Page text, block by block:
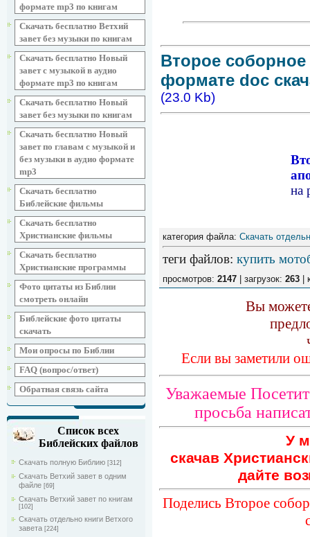
формате mp3 по книгам
Скачать бесплатно Ветхий
завет без музыки по книгам
Скачать бесплатно Новый
завет с музыкой в аудио
формате mp3 по книгам
Скачать бесплатно Новый
завет без музыки по книгам
Скачать бесплатно Новый
завет по главам с музыкой и
без музыки в аудио формате
mp3
Скачать бесплатно
Библейские фильмы
Скачать бесплатно
Христианские фильмы
Скачать бесплатно
Христианские программы
Фото цитаты из Библии
смотреть онлайн
Библейские фото цитаты
скачать
Мои опросы по Библии
FAQ (вопрос/ответ)
Обратная связь сайта
Список всех
Библейских файлов
Скачать полную Библию [312]
Скачать Ветхий завет в одним
файле [69]
Скачать Ветхий завет по книгам
[102]
Скачать отдельно книги Ветхого
завета [224]
Второе соборное
формате doc
(23.0 Kb)
на
категория файла: Скачать
теги файлов: купить
просмотров: 2147 | загрузок: 263 |
Вы
Если вы заметили
Уважаемые
просьба
У
скачав
дайте
Поделись Второе